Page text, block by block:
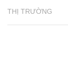
THỊ TRƯỜNG